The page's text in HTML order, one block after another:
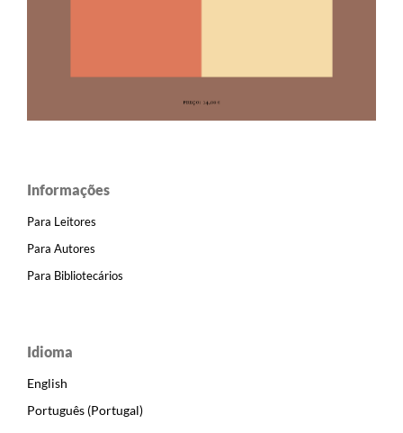
Informações
Para Leitores
Para Autores
Para Bibliotecários
Idioma
English
Português (Portugal)